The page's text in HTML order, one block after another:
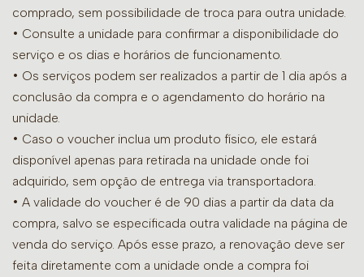
comprado, sem possibilidade de troca para outra unidade.
• Consulte a unidade para confirmar a disponibilidade do
serviço e os dias e horários de funcionamento.
• Os serviços podem ser realizados a partir de 1 dia após a
conclusão da compra e o agendamento do horário na
unidade.
• Caso o voucher inclua um produto físico, ele estará
disponível apenas para retirada na unidade onde foi
adquirido, sem opção de entrega via transportadora.
• A validade do voucher é de 90 dias a partir da data da
compra, salvo se especificada outra validade na página de
venda do serviço. Após esse prazo, a renovação deve ser
feita diretamente com a unidade onde a compra foi